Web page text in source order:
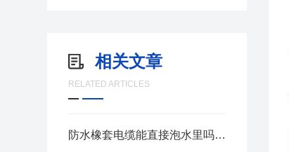
相关文章
RELATED ARTICLES
防水橡套电缆能直接泡水里吗？一次性讲清楚